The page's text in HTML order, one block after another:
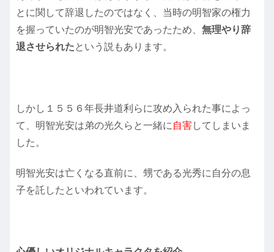
とに関して辞退したのではなく、当時の明智家の権力
を握っていたのが明智光安であったため、 無理やり辞
退させられたという説もあります。
しかし１５５６年長井道利らに攻め入られた事によっ
て、明智光安は弟の光久らと一緒に 自害してしまいま
した。
明智光安は亡くなる直前に、甥である光秀に自分の息
子を託したといわれています。